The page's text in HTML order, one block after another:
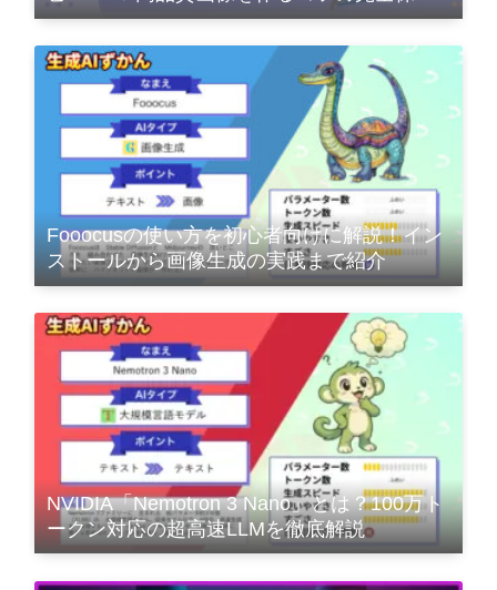
版
Fooocusの使い方を初心者向けに解説！イン
ストールから画像生成の実践まで紹介
NVIDIA「Nemotron 3 Nano」とは？100万ト
ークン対応の超高速LLMを徹底解説